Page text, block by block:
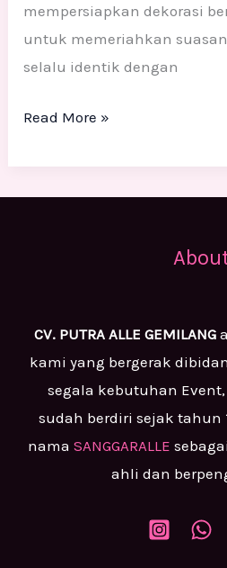
mempersiapkan dekorasi
untuk memeriahkan
selalu identik dengan
Read More »
CV. PUTRA ALLE GEMILANG
kami yang bergerak
segala kebutuhan
sudah berdiri sejak tahun
nama SANGGARALLE
ahli dan